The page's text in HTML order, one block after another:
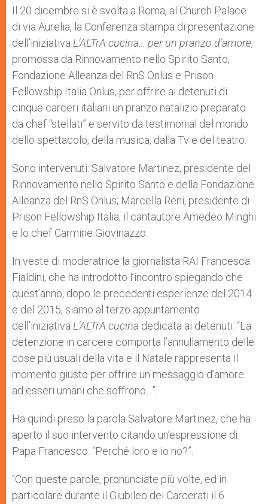
p
p
g
e
r
o
k
Il 20 dicembre si è svolta a Roma, al Church Palace
di via Aurelia, la Conferenza stampa di presentazione
dell’iniziativa L’ALTrA cucina… per un pranzo d’amore,
promossa da Rinnovamento nello Spirito Santo,
Fondazione Alleanza del RnS Onlus e Prison
Fellowship Italia Onlus, per offrire ai detenuti di
cinque carceri italiani un pranzo natalizio preparato
da chef “stellati” e servito da testimonial del mondo
dello spettacolo, della musica, dalla Tv e del teatro.
Sono intervenuti: Salvatore Martinez, presidente del
Rinnovamento nello Spirito Santo e della Fondazione
Alleanza del RnS Onlus; Marcella Reni, presidente di
Prison Fellowship Italia; il cantautore Amedeo Minghi
e lo chef Carmine Giovinazzo.
In veste di moderatrice la giornalista RAI Francesca
Fialdini, che ha introdotto l’incontro spiegando che
quest’anno, dopo le precedenti esperienze del 2014
e del 2015, siamo al terzo appuntamento
dell’iniziativa L’ALTrA cucina dedicata ai detenuti: “La
detenzione in carcere comporta l’annullamento delle
cose più usuali della vita e il Natale rappresenta il
momento giusto per offrire un messaggio d’amore
ad esseri umani che soffrono…”.
Ha quindi preso la parola Salvatore Martinez, che ha
aperto il suo intervento citando un’espressione di
Papa Francesco: “Perché loro e io no?”.
“Con queste parole, pronunciate più volte, ed in
particolare durante il Giubileo dei Carcerati il 6